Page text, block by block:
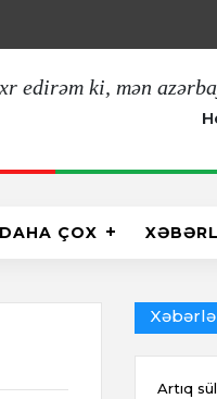
edirəm ki, mən
DAHA ÇOX
Artıq